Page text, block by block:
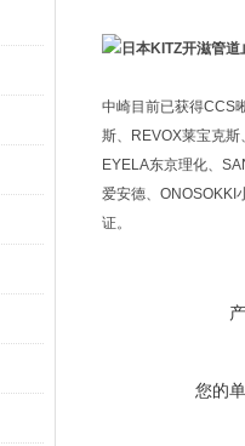
中崎目前已获得CCS
斯、REVOX莱宝克斯
EYELA东京理化、
爱安德、ONOSOKKI
证。
您的